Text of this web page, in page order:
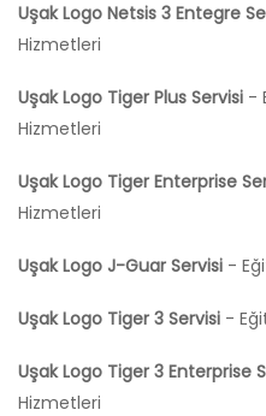
Uşak Logo Netsis 3 Entegre
Hizmetleri
Uşak Logo Tiger Plus Servisi -
Hizmetleri
Uşak Logo Tiger Enterprise
Hizmetleri
Uşak Logo J-Guar Servisi -
Uşak Logo Tiger 3 Servisi -
Uşak Logo Tiger 3 Enterprise
Hizmetleri